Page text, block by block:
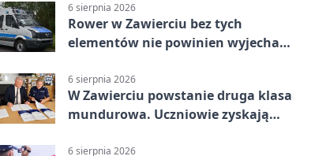
6 sierpnia 2026
Rower w Zawierciu bez tych
elementów nie powinien wyjechać
6 sierpnia 2026
W Zawierciu powstanie druga klasa
mundurowa. Uczniowie zyskają
6 sierpnia 2026